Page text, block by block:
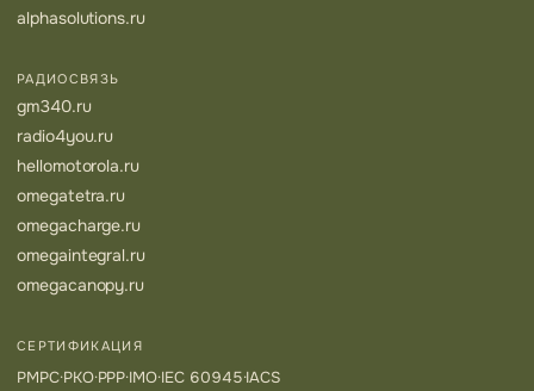
alphasolutions.ru
РАДИОСВЯЗЬ
gm340.ru
radio4you.ru
hellomotorola.ru
omegatetra.ru
omegacharge.ru
omegaintegral.ru
omegacanopy.ru
СЕРТИФИКАЦИЯ
РМРС·РКО·РРР·IMO·IEC 60945·IACS